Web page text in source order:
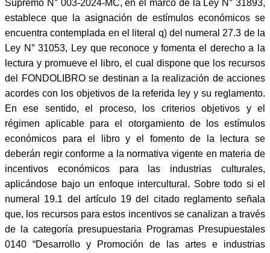
Supremo N° 003-2024-MC, en el marco de la Ley N° 31893,
establece que la asignación de estímulos económicos se
encuentra contemplada en el literal q) del numeral 27.3 de la
Ley N° 31053, Ley que reconoce y fomenta el derecho a la
lectura y promueve el libro, el cual dispone que los recursos
del FONDOLIBRO se destinan a la realización de acciones
acordes con los objetivos de la referida ley y su reglamento.
En ese sentido, el proceso, los criterios objetivos y el
régimen aplicable para el otorgamiento de los estímulos
económicos para el libro y el fomento de la lectura se
deberán regir conforme a la normativa vigente en materia de
incentivos económicos para las industrias culturales,
aplicándose bajo un enfoque intercultural. Sobre todo si el
numeral 19.1 del artículo 19 del citado reglamento señala
que, los recursos para estos incentivos se canalizan a través
de la categoría presupuestaria Programas Presupuestales
0140 “Desarrollo y Promoción de las artes e industrias